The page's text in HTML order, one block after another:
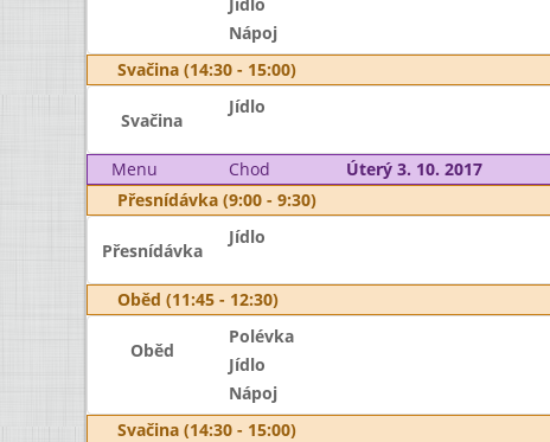
Nápoj
Svačina (14:30 - 15:00)
Svačina
Jídlo
Menu Chod Úterý 3. 10. 2017
Přesnídávka (9:00 - 9:30)
Přesnídávka
Jídlo
Oběd (11:45 - 12:30)
Oběd
Polévka
Jídlo
Nápoj
Svačina (14:30 - 15:00)